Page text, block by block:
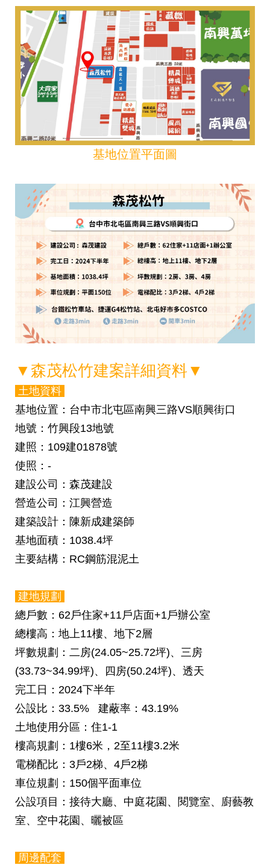
基地位置平面圖
▼森茂松竹建案詳細資料▼
土地資料
基地位置 ：台中市北屯區南興三路VS順興街口
地號 ： 竹興段13地號
建照 ：109建01878號
使照 ：-
建設公司
：森茂建設
營造公司
：江興營造
建築設計 ：陳新成建築師
基地面積 ： 1038.4坪
主要結構 ：RC鋼筋混泥土
建地規劃
總戶數 ：62戶住家+11戶店面+1戶辦公室
總樓高 ：地上11樓、地下2層
坪數規劃 ：二房(24.05~25.72坪)、三房
(33.73~34.99坪)、四房(50.24坪)、透天
完工日 ：2024下半年
公設比 ：33.5% 建蔽率 ：43.19%
土地使用分區 ：住1-1
樓高規劃 ：1樓6米，2至11樓3.2米
電梯配比 ：3戶2梯、4戶2梯
車位規劃 ：150個平面車位
公設項目
：接待大廳、中庭花園、閱覽室、廚藝教
室、空中花園、曬被區
周邊配套